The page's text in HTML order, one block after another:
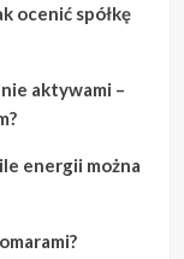
ocenić spółkę
aktywami –
energii można